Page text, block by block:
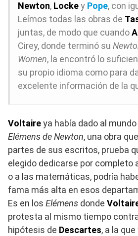
Newton, Lockey Pope, con
Leímos todas las obras de
juntas, de modo que cuando
Cirey, donde terminó su
Women, la encontró lo
su propio idioma como para
excelente información de la
Voltaireya había dado al
Elémens de Newton, una obra
partes de sus escritos, prueba
elegido dedicarse por completo
o a las matemáticas, podría
fama más alta en esos
Es en los Elémens donde
protesta al mismo tiempo
hipótesis de Descartes, a la